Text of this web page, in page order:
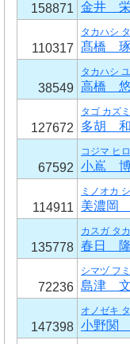
158871 金井
110317
タカハシ
髙橋
38549
タカハシ
高橋
127672
タゴ カズミ
多胡
67592
コジマ ヒ
小嶌
114911
ミノオカ
美濃岡
135778
カスガ タ
春日
72236
シマヅ フ
島津
147398
オノゼキ
小野関